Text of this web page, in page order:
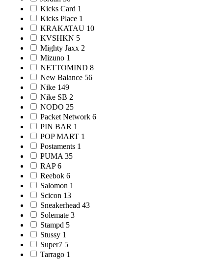
Kicks Card 1
Kicks Place 1
KRAKATAU 10
KVSHKN 5
Mighty Jaxx 2
Mizuno 1
NETTOMIND 8
New Balance 56
Nike 149
Nike SB 2
NODO 25
Packet Network 6
PIN BAR 1
POP MART 1
Postaments 1
PUMA 35
RAP 6
Reebok 6
Salomon 1
Scicon 13
Sneakerhead 43
Solemate 3
Stampd 5
Stussy 1
Super7 5
Tarrago 1